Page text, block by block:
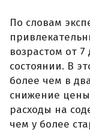
По словам
возрастом от
состоянии. В
более чем в
снижение
расходы на
чем у более